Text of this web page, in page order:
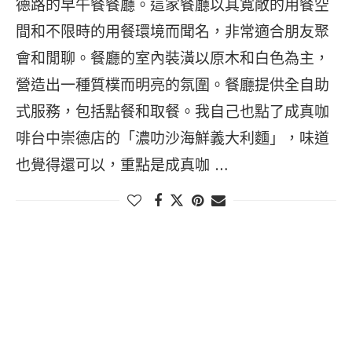
德路的早午餐餐廳。這家餐廳以其寬敞的用餐空
間和不限時的用餐環境而聞名，非常適合朋友聚
會和閒聊。餐廳的室內裝潢以原木和白色為主，
營造出一種質樸而明亮的氛圍。餐廳提供全自助
式服務，包括點餐和取餐。我自己也點了成真咖
啡台中崇德店的「濃叻沙海鮮義大利麵」，味道
也覺得還可以，重點是成真咖 …